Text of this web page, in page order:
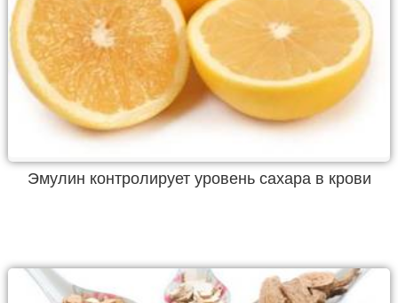
Эмулин контролирует уровень сахара в крови